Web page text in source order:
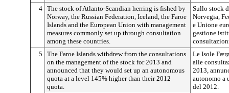
4 The stock of Atlanto-Scandian herring is fished by
Norway, the Russian Federation, Iceland, the Faroe
Islands and the European Union with management
measures commonly set up through consultation
among these countries.
Sullo stock
Norvegia,
e Unione
gestione
5
The Faroe Islands withdrew from the consultations
on the management of the stock for 2013 and
announced that they would set up an autonomous
quota at a level 145% higher than their 2012
quota.
Le Isole
alle
2013,
autonomo a
del 2012.